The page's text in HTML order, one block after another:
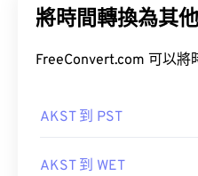
將時間轉換為其
FreeConvert.com 可以將
AKST 到 PST
AKST 到 WET